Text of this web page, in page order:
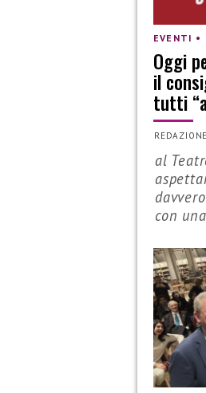
EVENTI •
Oggi
il
tutti
al
con